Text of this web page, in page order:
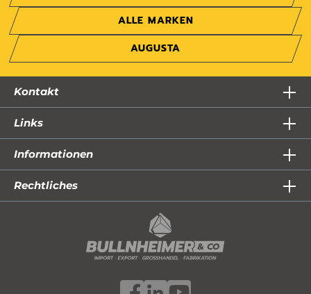
ALLE MARKEN
AUGUSTA
Kontakt
Links
Informationen
Rechtliches